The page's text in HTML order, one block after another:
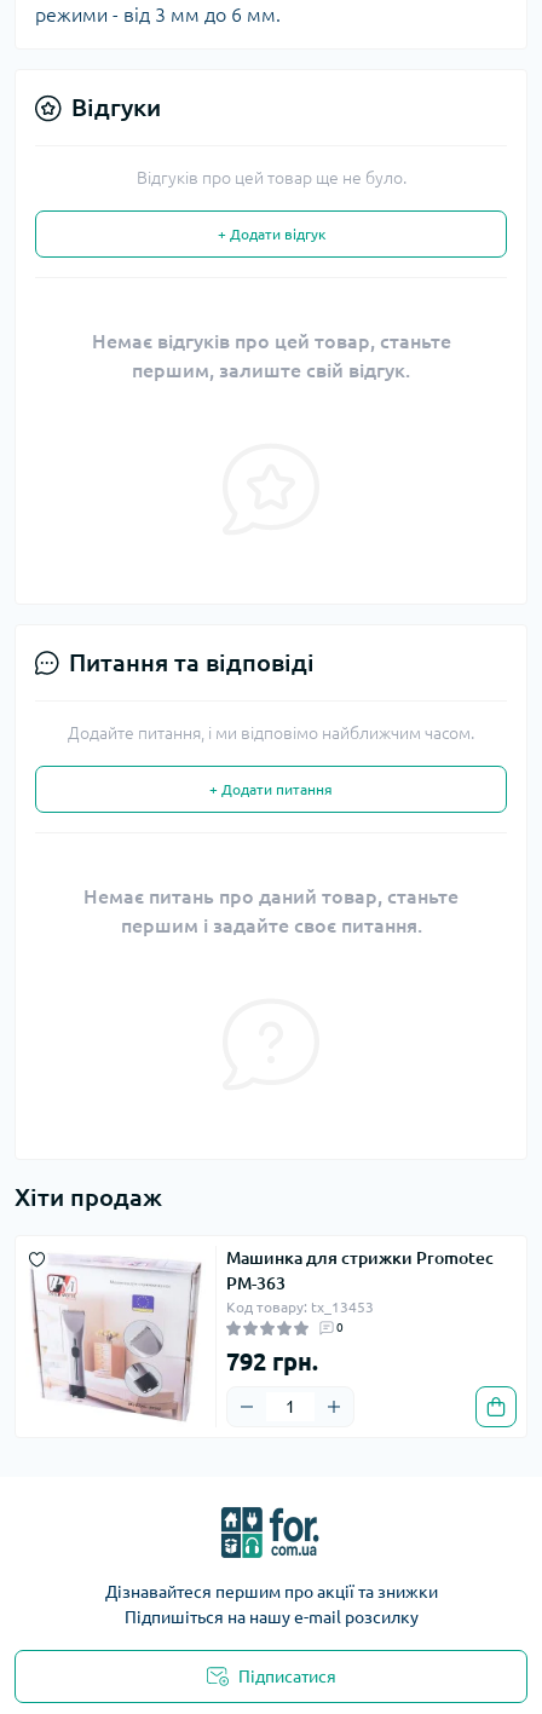
режими - від 3 мм до 6 мм.
Відгуки
Відгуків про цей товар ще не було.
+ Додати відгук
Немає відгуків про цей товар, станьте
першим, залиште свій відгук.
Питання та відповіді
Додайте питання, і ми відповімо найближчим часом.
+ Додати питання
Немає питань про даний товар, станьте
першим і задайте своє питання.
Хіти продаж
Машинка для стрижки Promotec
PM-363
Код товару: tx_13453
0
792 грн.
Дізнавайтеся першим про акції та знижки
Підпишіться на нашу e-mail розсилку
Підписатися